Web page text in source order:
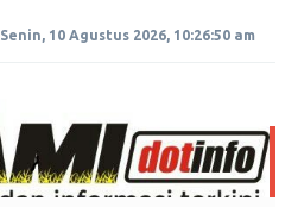
Senin, 10 Agustus 2026, 10:26:50 am